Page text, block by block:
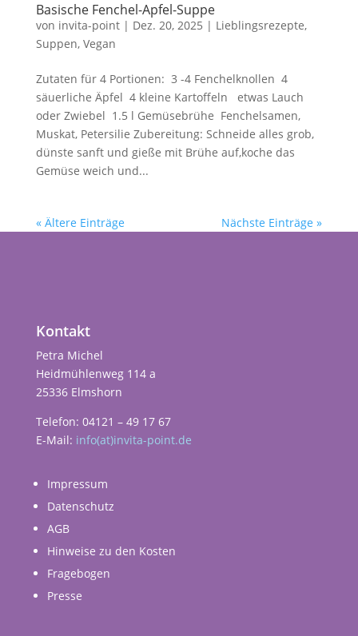
Basische Fenchel-Apfel-Suppe
von invita-point| Dez. 20, 2025 | Lieblingsrezepte,
Suppen, Vegan
Zutaten für 4 Portionen: 3 -4 Fenchelknollen 4
säuerliche Äpfel 4 kleine Kartoffeln etwas Lauch
oder Zwiebel 1.5 l Gemüsebrühe Fenchelsamen,
Muskat, Petersilie Zubereitung: Schneide alles grob,
dünste sanft und gieße mit Brühe auf,koche das
Gemüse weich und...
« Ältere Einträge Nächste Einträge »
Kontakt
Petra Michel
Heidmühlenweg 114 a
25336 Elmshorn
Telefon: 04121 – 49 17 67
E-Mail: info(at)invita-point.de
Impressum
Datenschutz
AGB
Hinweise zu den Kosten
Fragebogen
Presse